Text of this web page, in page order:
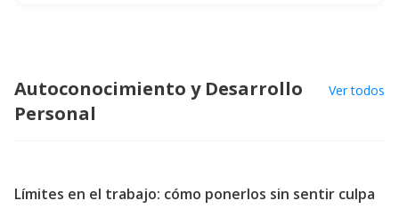
Autoconocimiento y Desarrollo
Personal
Ver todos
Límites en el trabajo: cómo ponerlos sin sentir culpa